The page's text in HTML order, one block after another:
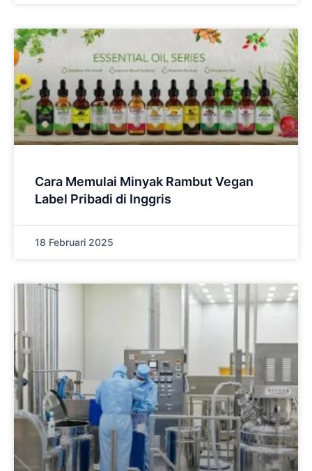
Cara Memulai Minyak Rambut Vegan
Label Pribadi di Inggris
18 Februari 2025